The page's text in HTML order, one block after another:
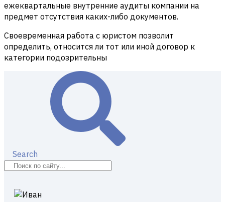
ежеквартальные внутренние аудиты компании на
предмет отсутствия каких-либо документов.
Своевременная работа с юристом позволит
определить, относится ли тот или иной договор к
категории подозрительны
Search